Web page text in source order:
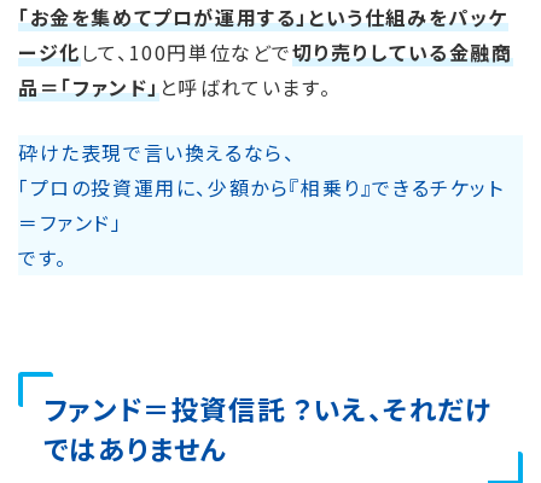
「お金を集めてプロが運用する」という仕組みをパッケ
ージ化して、100円単位などで切り売りしている金融商
品＝「ファンド」と呼ばれています。
砕けた表現で言い換えるなら、
「プロの投資運用に、少額から『相乗り』できるチケット
＝ファンド」
です。
ファンド＝投資信託 ？いえ、それだけ
ではありません